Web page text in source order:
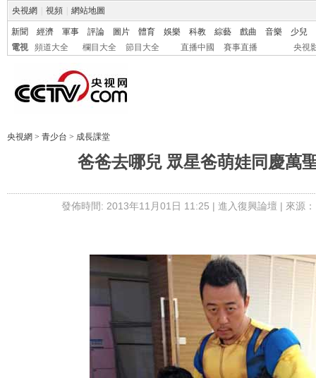
央視網 視頻 網站地圖
新聞 經濟 軍事 評論 圖片 體育 娛樂 科教 綜藝 戲曲 音樂
少兒
電視
頻道大全 欄目大全 節目大全 直播中國 賽事直播 央視
央視網 > 青少台 > 成長課堂
爸爸去哪兒 眾星爸萌娃同慶萬
發佈時間: 2013年11月01日 11:25 | 進入復興論壇 | 來源